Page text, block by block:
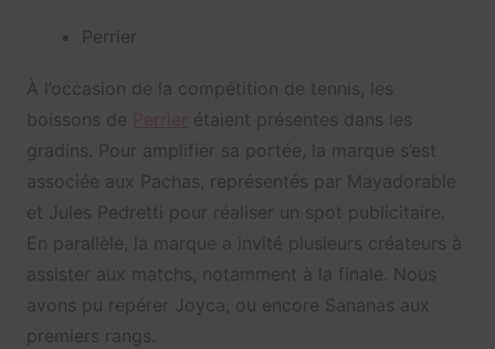
Perrier
À l’occasion de la compétition de tennis, les
boissons de
étaient présentes dans les
gradins. Pour amplifier sa portée, la marque s’est
associée aux Pachas, représentés par Mayadorable
et Jules Pedretti pour réaliser un spot publicitaire.
En parallèle, la marque a invité plusieurs créateurs à
assister aux matchs, notamment à la finale. Nous
avons pu repérer Joyca, ou encore Sananas aux
premiers rangs.